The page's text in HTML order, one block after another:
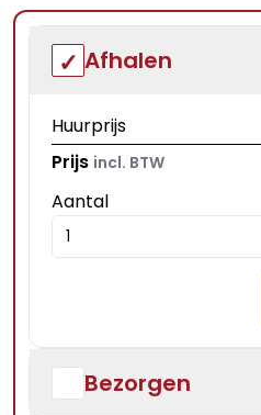
Afhalen
Huurprijs
Prijs incl. BTW
Aantal
Bezorgen